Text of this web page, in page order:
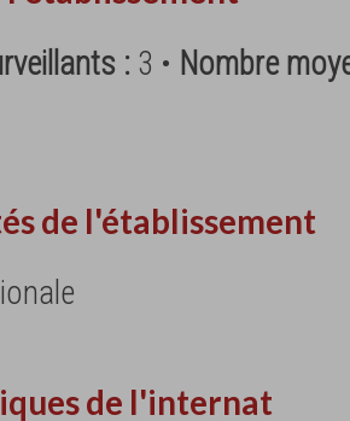
: 3 • Nombre
de l'établissement
de l'internat